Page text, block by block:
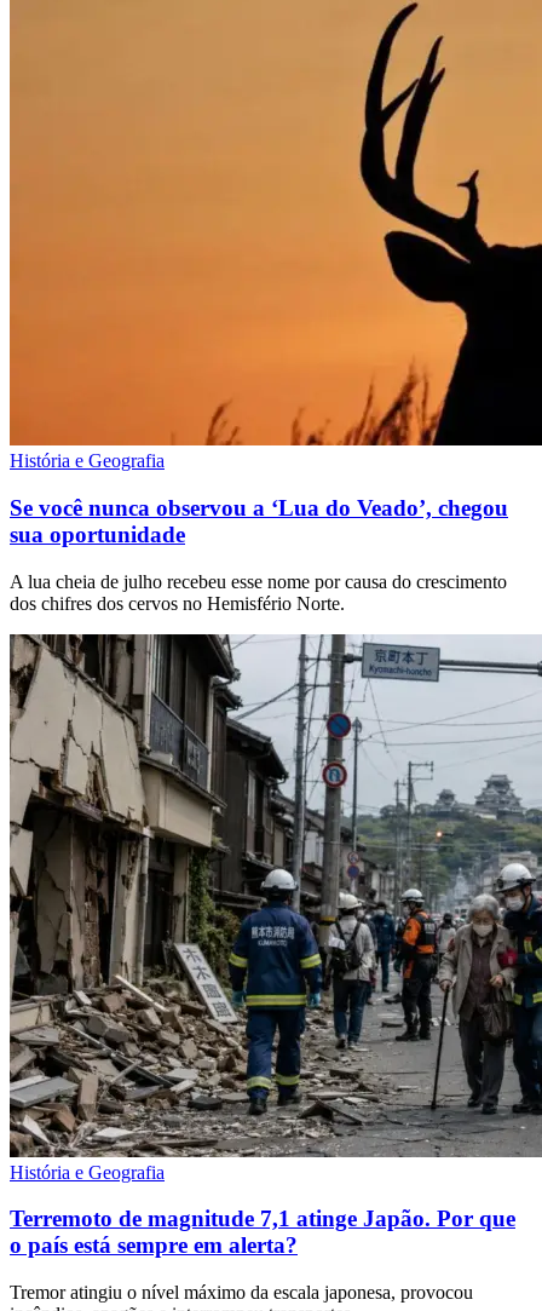
História e Geografia
Se você nunca observou a ‘Lua do Veado’, chegou
sua oportunidade
A lua cheia de julho recebeu esse nome por causa do crescimento
dos chifres dos cervos no Hemisfério Norte.
História e Geografia
Terremoto de magnitude 7,1 atinge Japão. Por que
o país está sempre em alerta?
Tremor atingiu o nível máximo da escala japonesa, provocou